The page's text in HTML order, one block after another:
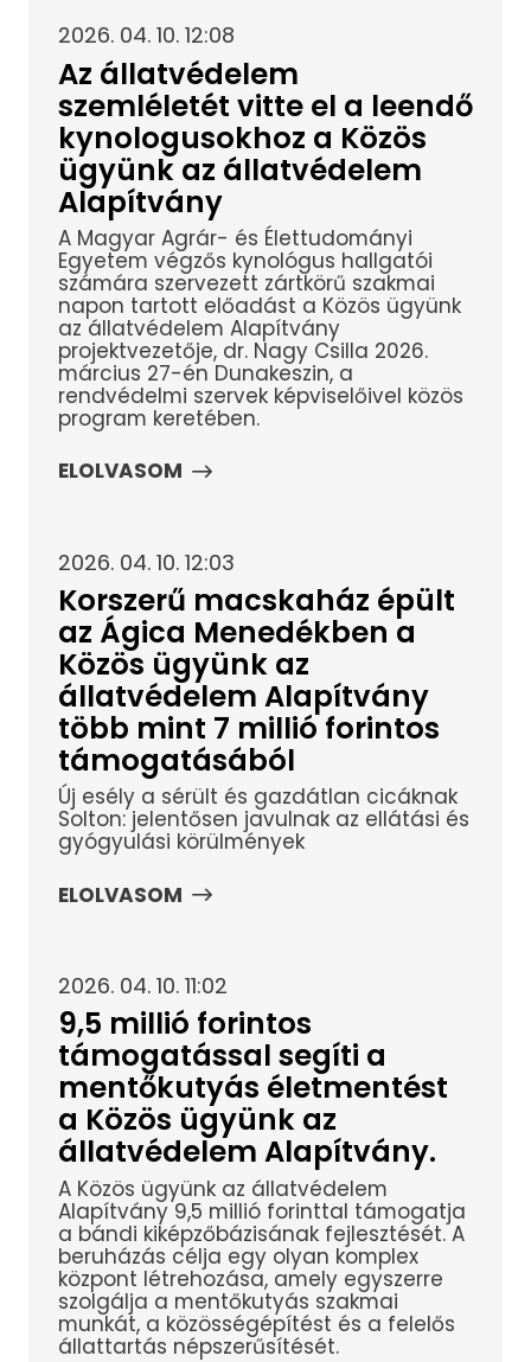
2026. 04. 10. 12:08
Az állatvédelem
szemléletét vitte el a leendő
kynologusokhoz a Közös
ügyünk az állatvédelem
Alapítvány
A Magyar Agrár- és Élettudományi
Egyetem végzős kynológus hallgatói
számára szervezett zártkörű szakmai
napon tartott előadást a Közös ügyünk
az állatvédelem Alapítvány
projektvezetője, dr. Nagy Csilla 2026.
március 27-én Dunakeszin, a
rendvédelmi szervek képviselőivel közös
program keretében.
ELOLVASOM
2026. 04. 10. 12:03
Korszerű macskaház épült
az Ágica Menedékben a
Közös ügyünk az
állatvédelem Alapítvány
több mint 7 millió forintos
támogatásából
Új esély a sérült és gazdátlan cicáknak
Solton: jelentősen javulnak az ellátási és
gyógyulási körülmények
ELOLVASOM
2026. 04. 10. 11:02
9,5 millió forintos
támogatással segíti a
mentőkutyás életmentést
a Közös ügyünk az
állatvédelem Alapítvány.
A Közös ügyünk az állatvédelem
Alapítvány 9,5 millió forinttal támogatja
a bándi kiképzőbázisának fejlesztését. A
beruházás célja egy olyan komplex
központ létrehozása, amely egyszerre
szolgálja a mentőkutyás szakmai
munkát, a közösségépítést és a felelős
állattartás népszerűsítését.